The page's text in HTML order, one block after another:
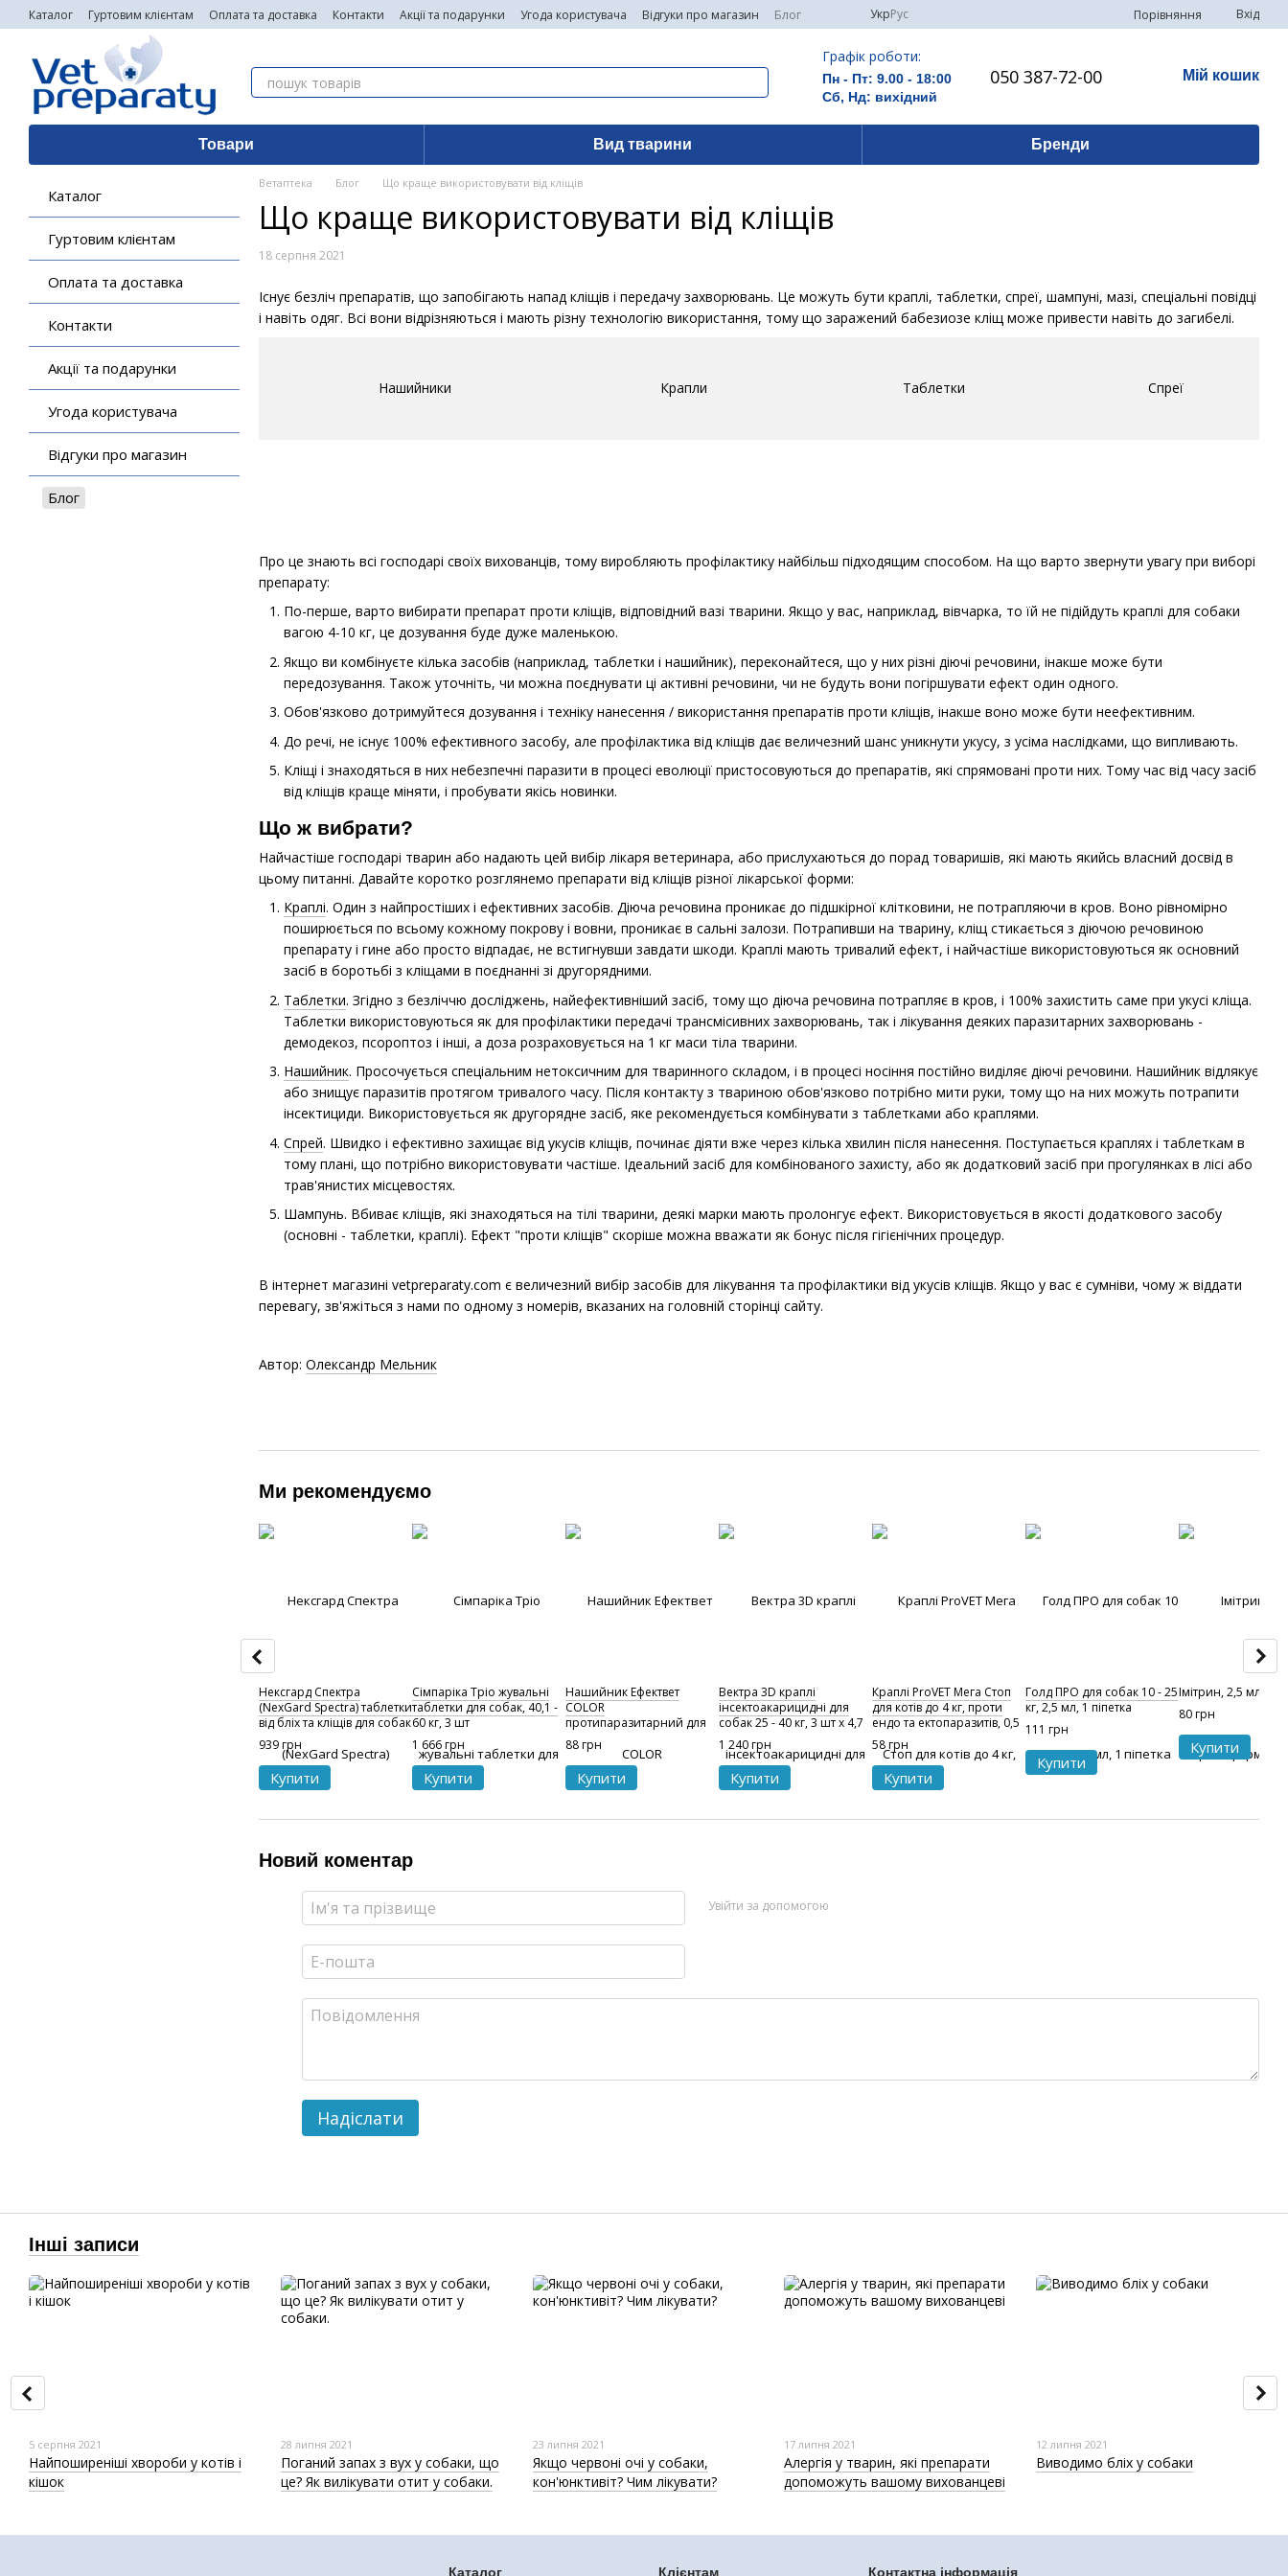
Перейти до основного контенту
Каталог Гуртовим клієнтам Оплата та доставка Контакти Акції та подарунки Угода користувача Відгуки про магазин Блог УкрРус Порівняння Вхід
Графік роботи:
Пн - Пт: 9.00 - 18:00
Сб, Нд: вихідний
050 387-72-00 Мій кошик
Товари Вид тварини Бренди
Ветаптека Блог Що краще використовувати від кліщів
Що краще використовувати від кліщів
18 серпня 2021
Існує безліч препаратів, що запобігають напад кліщів і передачу захворювань. Це можуть бути краплі, таблетки, спреї, шампуні, мазі, спеціальні повідці
і навіть одяг. Всі вони відрізняються і мають різну технологію використання, тому що заражений бабезиозе кліщ може привести навіть до загибелі.
Нашийники Крапли Таблетки Спреї
Про це знають всі господарі своїх вихованців, тому виробляють профілактику найбільш підходящим способом. На що варто звернути увагу при виборі
препарату:
По-перше, варто вибирати препарат проти кліщів, відповідний вазі тварини. Якщо у вас, наприклад, вівчарка, то їй не підійдуть краплі для собаки
вагою 4-10 кг, це дозування буде дуже маленькою.
Якщо ви комбінуєте кілька засобів (наприклад, таблетки і нашийник), переконайтеся, що у них різні діючі речовини, інакше може бути
передозування. Також уточніть, чи можна поєднувати ці активні речовини, чи не будуть вони погіршувати ефект один одного.
Обов'язково дотримуйтеся дозування і техніку нанесення / використання препаратів проти кліщів, інакше воно може бути неефективним.
До речі, не існує 100% ефективного засобу, але профілактика від кліщів дає величезний шанс уникнути укусу, з усіма наслідками, що випливають.
Кліщі і знаходяться в них небезпечні паразити в процесі еволюції пристосовуються до препаратів, які спрямовані проти них. Тому час від часу засіб
від кліщів краще міняти, і пробувати якісь новинки.
Що ж вибрати?
Найчастіше господарі тварин або надають цей вибір лікаря ветеринара, або прислухаються до порад товаришів, які мають якийсь власний досвід в
цьому питанні. Давайте коротко розглянемо препарати від кліщів різної лікарської форми:
Краплі. Один з найпростіших і ефективних засобів. Діюча речовина проникає до підшкірної клітковини, не потрапляючи в кров. Воно рівномірно
поширюється по всьому кожному покрову і вовни, проникає в сальні залози. Потрапивши на тварину, кліщ стикається з діючою речовиною
препарату і гине або просто відпадає, не встигнувши завдати шкоди. Краплі мають тривалий ефект, і найчастіше використовуються як основний
засіб в боротьбі з кліщами в поєднанні зі другорядними.
Таблетки. Згідно з безліччю досліджень, найефективніший засіб, тому що діюча речовина потрапляє в кров, і 100% захистить саме при укусі кліща.
Таблетки використовуються як для профілактики передачі трансмісивних захворювань, так і лікування деяких паразитарних захворювань -
демодекоз, псороптоз і інші, а доза розраховується на 1 кг маси тіла тварини.
Нашийник. Просочується спеціальним нетоксичним для тваринного складом, і в процесі носіння постійно виділяє діючі речовини. Нашийник відлякує
або знищує паразитів протягом тривалого часу. Після контакту з твариною обов'язково потрібно мити руки, тому що на них можуть потрапити
інсектициди. Використовується як другорядне засіб, яке рекомендується комбінувати з таблетками або краплями.
Спрей. Швидко і ефективно захищає від укусів кліщів, починає діяти вже через кілька хвилин після нанесення. Поступається краплях і таблеткам в
тому плані, що потрібно використовувати частіше. Ідеальний засіб для комбінованого захисту, або як додатковий засіб при прогулянках в лісі або
трав'янистих місцевостях.
Шампунь. Вбиває кліщів, які знаходяться на тілі тварини, деякі марки мають пролонгує ефект. Використовується в якості додаткового засобу
(основні - таблетки, краплі). Ефект "проти кліщів" скоріше можна вважати як бонус після гігієнічних процедур.
В інтернет магазині vetpreparaty.com є величезний вибір засобів для лікування та профілактики від укусів кліщів. Якщо у вас є сумніви, чому ж віддати
перевагу, зв'яжіться з нами по одному з номерів, вказаних на головній сторінці сайту.
Автор: Олександр Мельник
Ми рекомендуємо
Нексгард Спектра
(NexGard Spectra) таблетки
від бліх та кліщів для собак
вагою 3,5-7,5 кг, 3 таб
939 грн
Купити
Сімпаріка Тріо жувальні
таблетки для собак, 40,1 -
60 кг, 3 шт
1 666 грн
Купити
Нашийник Ефектвет
COLOR
протипаразитарний для
котів, 35 см, сірий
88 грн
Купити
Вектра 3D краплі
інсектоакарицидні для
собак 25 - 40 кг, 3 шт х 4,7
мл
1 240 грн
Купити
Краплі ProVET Мега Стоп
для котів до 4 кг, проти
ендо та ектопаразитів, 0,5
мл, 1 піпетка
58 грн
Купити
Голд ПРО для собак 10 - 25
кг, 2,5 мл, 1 піпетка
111 грн
Купити
Імітрин, 2,5 мл
80 грн
Купити
Новий коментар
Увійти за допомогою
Надіслати
Каталог
Гуртовим клієнтам
Оплата та доставка
Контакти
Акції та подарунки
Угода користувача
Відгуки про магазин
Блог
Інші записи
5 серпня 2021
Найпоширеніші хвороби у котів і
кішок
28 липня 2021
Поганий запах з вух у собаки, що
це? Як вилікувати отит у собаки.
23 липня 2021
Якщо червоні очі у собаки,
кон'юнктивіт? Чим лікувати?
17 липня 2021
Алергія у тварин, які препарати
допоможуть вашому вихованцеві
12 липня 2021
Виводимо бліх у собаки
Каталог Клієнтам Контактна інформація